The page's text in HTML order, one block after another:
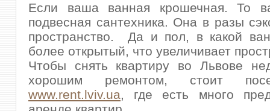
Если ваша ванная крошечная. То
подвесная сантехника. Она в разы
пространство. Да и пол, в какой
более открытый, что увеличивает
Чтобы снять квартиру во Львове
хорошим ремонтом, стоит
www.rent.lviv.ua, где есть много